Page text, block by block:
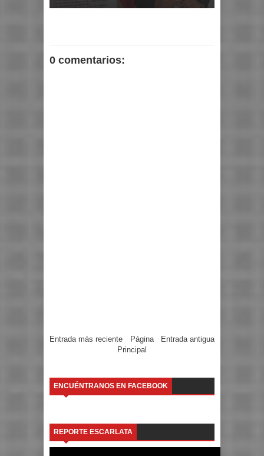
0 comentarios:
Entrada más reciente Entrada antigua
Página
Principal
ENCUÉNTRANOS EN FACEBOOK
REPORTE ESCARLATA